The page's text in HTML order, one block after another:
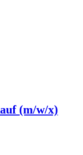
(m/w/x)